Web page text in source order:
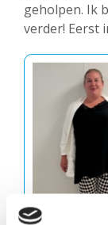
geholpen. Ik
verder! Eerst